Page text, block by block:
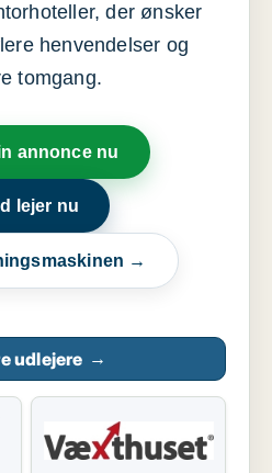
der ønsker
henvendelser og
tomgang.
annonce nu
lejer nu
→
udlejere →